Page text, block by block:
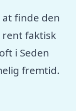
finde den
faktisk
i Seden
fremtid.